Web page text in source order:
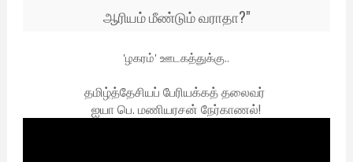
ஆரியம் மீண்டும் வராதா?"
'ழகரம்' ஊடகத்துக்கு..
தமிழ்த்தேசியப் பேரியக்கத் தலைவர்
ஐயா பெ. மணியரசன் நேர்காணல்!